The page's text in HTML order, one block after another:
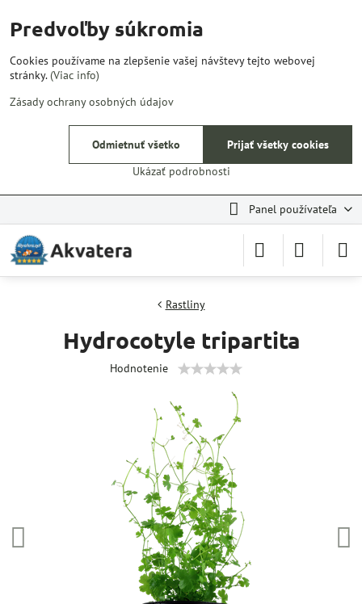
Panel používateľa
Rastliny
Hydrocotyle tripartita
Hodnotenie
Predvoľby súkromia
Cookies používame na zlepšenie vašej návštevy tejto webovej
stránky.(Viac info)
Zásady ochrany osobných údajov
Ukázať podrobnosti
Prijať všetky cookies
Odmietnuť všetko